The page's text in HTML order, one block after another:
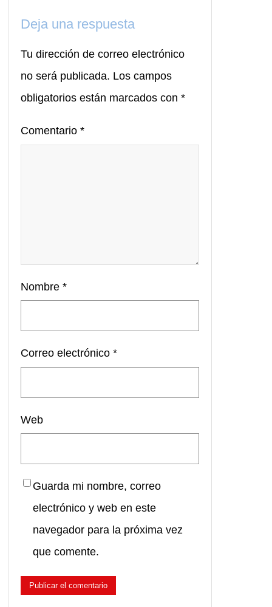
Deja una respuesta
Tu dirección de correo electrónico
no será publicada. Los campos
obligatorios están marcados con *
Comentario *
Nombre *
Correo electrónico *
Web
Guarda mi nombre, correo
electrónico y web en este
navegador para la próxima vez
que comente.